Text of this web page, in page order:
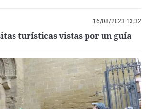
16/08/2023 13:32
turísticas vistas por un guía